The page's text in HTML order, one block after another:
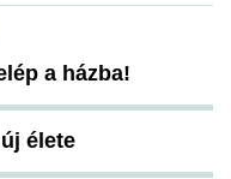
a házba!
élete